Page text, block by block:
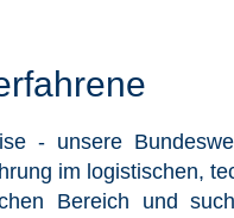
- unsere
im logistischen,
Bereich und